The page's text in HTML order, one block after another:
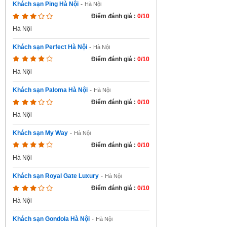
Khách sạn Ping Hà Nội - Hà Nội
Điểm đánh giá : 0/10
Hà Nội
Khách sạn Perfect Hà Nội - Hà Nội
Điểm đánh giá : 0/10
Hà Nội
Khách sạn Paloma Hà Nội - Hà Nội
Điểm đánh giá : 0/10
Hà Nội
Khách sạn My Way - Hà Nội
Điểm đánh giá : 0/10
Hà Nội
Khách sạn Royal Gate Luxury - Hà Nội
Điểm đánh giá : 0/10
Hà Nội
Khách sạn Gondola Hà Nội - Hà Nội